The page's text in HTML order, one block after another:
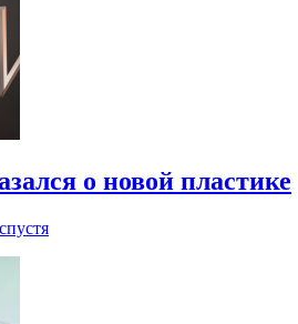
о новой пластике